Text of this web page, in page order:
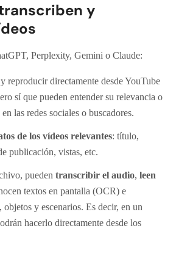
transcriben y
Perplexity, Gemini o Claude:
y reproducir directamente desde YouTube
sí que pueden entender su relevancia o
las redes sociales o buscadores.
de los vídeos relevantes: título,
publicación, vistas, etc.
pueden transcribir el audio, leen
textos en pantalla (OCR) e
objetos y escenarios. Es decir, en un
hacerlo directamente desde los